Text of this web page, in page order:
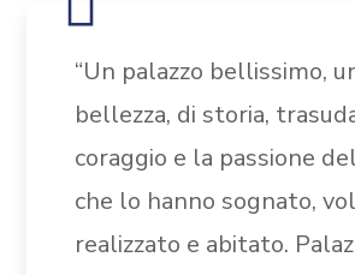
“Un palazzo bellissimo,
bellezza, di storia,
coraggio e la passione
che lo hanno sognato,
realizzato e abitato.